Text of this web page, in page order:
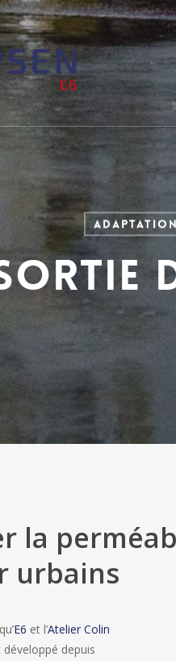
la
urbains
E6 et l’Atelier Colin
développé depuis